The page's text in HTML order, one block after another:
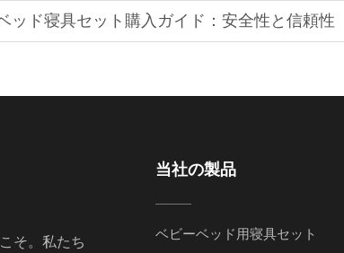
ッド寝具セット購入ガイド：安全性と信頼性
そ。私たち
当社の製品
ベビーベッド用寝具セット